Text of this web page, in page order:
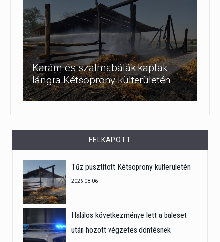
Karám és szalmabálák kaptak
lángra Kétsoprony külterületén
FELKAPOTT
Tűz pusztított Kétsoprony külterületén
2026-08-06
Halálos következménye lett a baleset
után hozott végzetes döntésnek